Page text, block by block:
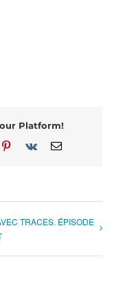
Platform!
Pinterest
Vk Email
TRACES. ÉPISODE